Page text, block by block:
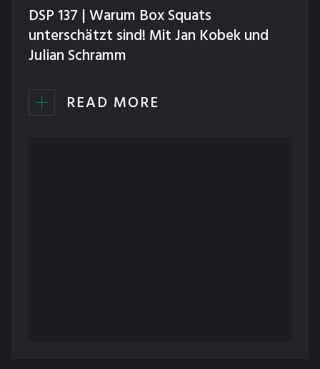
DSP 137 | Warum Box Squats
unterschätzt sind! Mit Jan Kobek und
Julian Schramm
READ MORE